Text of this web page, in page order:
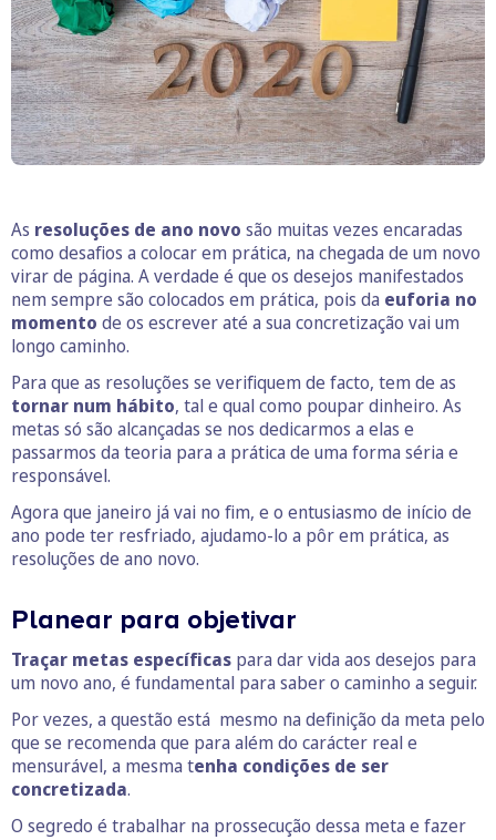
As resoluções de ano novo são muitas vezes encaradas
como desafios a colocar em prática, na chegada de um novo
virar de página. A verdade é que os desejos manifestados
nem sempre são colocados em prática, pois da euforia no
momento de os escrever até a sua concretização vai um
longo caminho.
Para que as resoluções se verifiquem de facto, tem de as
tornar num hábito, tal e qual como poupar dinheiro. As
metas só são alcançadas se nos dedicarmos a elas e
passarmos da teoria para a prática de uma forma séria e
responsável.
Agora que janeiro já vai no fim, e o entusiasmo de início de
ano pode ter resfriado, ajudamo-lo a pôr em prática, as
resoluções de ano novo.
Planear para objetivar
Traçar metas específicas para dar vida aos desejos para
um novo ano, é fundamental para saber o caminho a seguir.
Por vezes, a questão está mesmo na definição da meta pelo
que se recomenda que para além do carácter real e
mensurável, a mesma tenha condições de ser
concretizada.
O segredo é trabalhar na prossecução dessa meta e fazer